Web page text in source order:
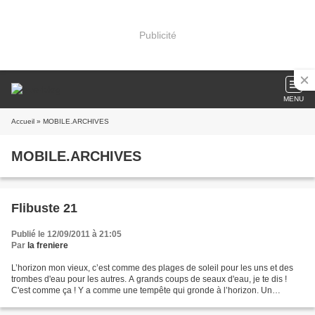
Publicité
MENU
Accueil » MOBILE.ARCHIVES
MOBILE.ARCHIVES
Flibuste 21
Publié le 12/09/2011 à 21:05
Par la freniere
L’horizon mon vieux, c’est comme des plages de soleil pour les uns et des
trombes d'eau pour les autres. A grands coups de seaux d'eau, je te dis !
C'est comme ça ! Y a comme une tempête qui gronde à l’horizon. Un